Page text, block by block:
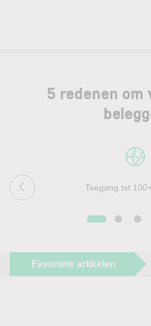
5 redenen om
Toegang tot
Favoriete artikelen